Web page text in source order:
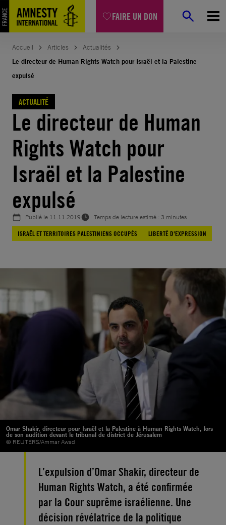
FAIRE UN DON
Aller
au
contenu
Accueil Articles
Actualités
Le directeur de Human Rights Watch pour Israël et la Palestine
expulsé
ACTUALITÉ
Le directeur de Human
Rights Watch pour
Israël et la Palestine
expulsé
Publié le 11.11.2019
Temps de lecture estimé : 3 minutes
ISRAËL ET TERRITOIRES PALESTINIENS OCCUPÉS
LIBERTÉ D'EXPRESSION
Omar Shakir, directeur pour Israël et la Palestine à Human Rights Watch, lors
de son audition devant le tribunal de district de Jérusalem
© REUTERS/Ammar Awad
L’expulsion d’Omar Shakir, directeur de
Human Rights Watch, a été confirmée
par la Cour suprême israélienne. Une
décision révélatrice de la politique